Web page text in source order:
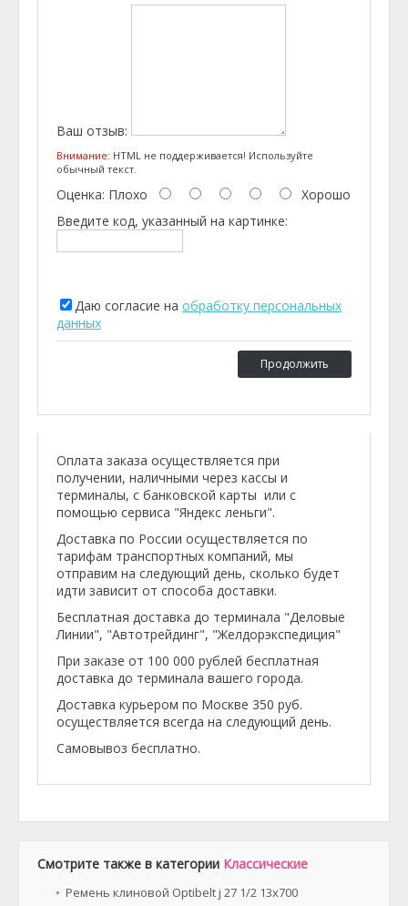
Ваш отзыв:
Внимание: HTML не поддерживается! Используйте
обычный текст.
Оценка: Плохо
Хорошо
Введите код, указанный на картинке:
Даю согласие на обработку персональных
данных
Продолжить
Оплата заказа осуществляется при
получении, наличными через кассы и
терминалы, с банковской карты или с
помощью сервиса "Яндекс леньги".
Доставка по России осуществляется по
тарифам транспортных компаний, мы
отправим на следующий день, сколько будет
идти зависит от способа доставки.
Бесплатная доставка до терминала "Деловые
Линии", "Автотрейдинг", "Желдорэкспедиция"
При заказе от 100 000 рублей бесплатная
доставка до терминала вашего города.
Доставка курьером по Москве 350 руб.
осуществляется всегда на следующий день.
Самовывоз бесплатно.
Смотрите также в категории Классические
Ремень клиновой Optibelt ј 27 1/2 13х700